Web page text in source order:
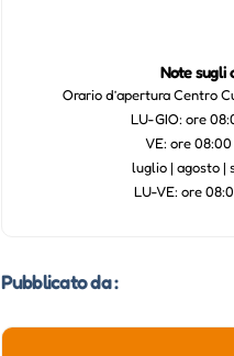
Note sugli
Orario d’apertura Centro
LU-GIO: ore
VE: ore 08:00
luglio | agosto |
LU-VE: ore
Pubblicato da :